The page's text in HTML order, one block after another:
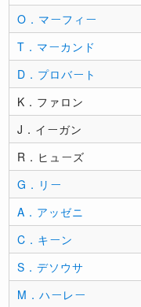
O．マーフィー
T．マーカンド
D．プロバート
K．ファロン
J．イーガン
R．ヒューズ
G．リー
A．アッゼニ
C．キーン
S．デソウサ
M．ハーレー